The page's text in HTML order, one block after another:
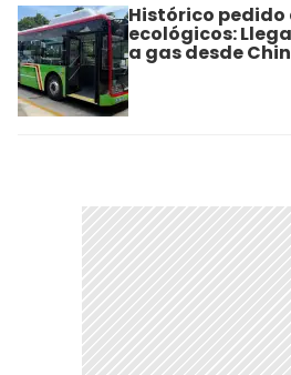
Histórico pedido
ecológicos:
a gas desde